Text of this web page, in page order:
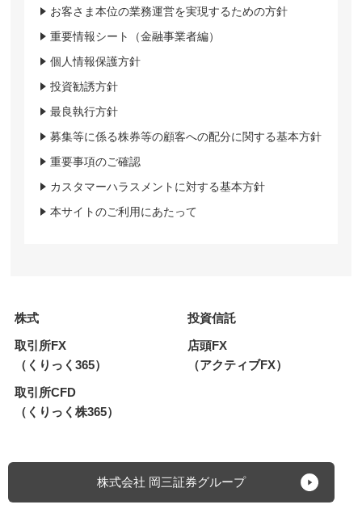
お客さま本位の業務運営を実現するための方針
重要情報シート（金融事業者編）
個人情報保護方針
投資勧誘方針
最良執行方針
募集等に係る株券等の顧客への配分に関する基本方針
重要事項のご確認
カスタマーハラスメントに対する基本方針
本サイトのご利用にあたって
株式
投資信託
取引所FX
（くりっく365）
店頭FX
（アクティブFX）
取引所CFD
（くりっく株365）
株式会社 岡三証券グループ